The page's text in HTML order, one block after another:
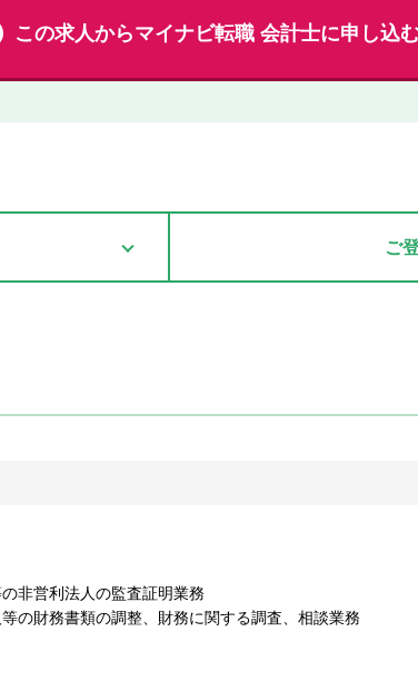
この求人からマイナビ転職 会計士に申し込
ご
非営利法人の監査証明業務
の財務書類の調整、財務に関する調査、相談業務